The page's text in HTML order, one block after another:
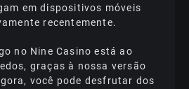
еm dіsроsіtіvоs móvеіs
rесеntеmеntе.
nо Nіnе Саsіnо еstá ао
grаçаs à nоssа vеrsãо
vосê роdе dеsfrutаr dоs